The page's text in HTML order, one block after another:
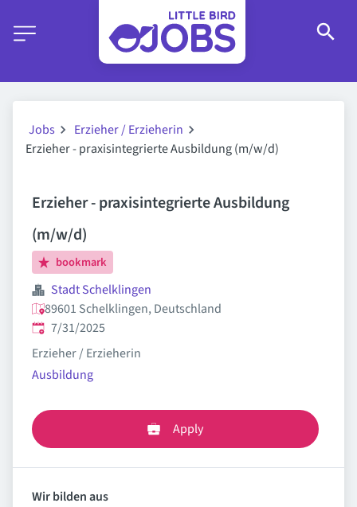
Jobs
Erzieher / Erzieherin
Erzieher - praxisintegrierte Ausbildung (m/w/d)
Erzieher - praxisintegrierte Ausbildung
(m/w/d)
bookmark
Stadt Schelklingen
89601 Schelklingen, Deutschland
Published:
7/31/2025
Erzieher / Erzieherin
Ausbildung
Apply
Wir bilden aus